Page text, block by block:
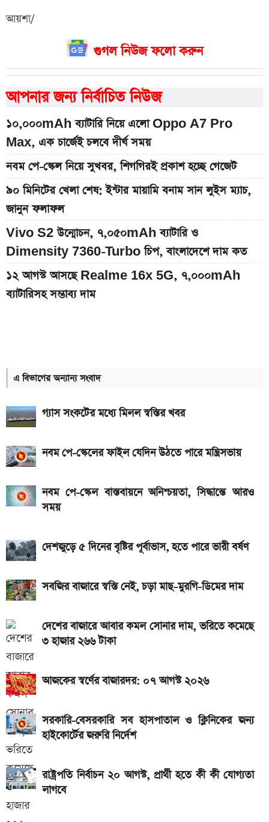
আয়শা/
গুগল নিউজ ফলো করুন
আপনার জন্য নির্বাচিত নিউজ
১০,০০০mAh ব্যাটারি নিয়ে এলো Oppo A7 Pro
Max, এক চার্জেই চলবে দীর্ঘ সময়
নবম পে-স্কেল নিয়ে সুখবর, শিগগিরই প্রকাশ হচ্ছে গেজেট
৯০ মিনিটের খেলা শেষ: ইন্টার মায়ামি বনাম সান লুইস ম্যাচ,
জানুন ফলাফল
Vivo S2 উন্মোচন, ৭,০৫০mAh ব্যাটারি ও
Dimensity 7360-Turbo চিপ, বাংলাদেশে দাম কত
১২ আগস্ট আসছে Realme 16x 5G, ৭,০০০mAh
ব্যাটারিসহ সম্ভাব্য দাম
৮০০০ mAh ব্যাটারি সহ আসছে Redmi Note 17 5G,
দাম কত?
আজকের স্বর্ণের বাজারদর: ০৬ আগস্ট ২০২৬
একটু পর শুরু, Milan Vs Inter ম্যাচ; লাইভ দেখুন এখানে
একটু পর শুরু, চেলসি ও জুভেন্টাস ম্যাচ; লাইভ দেখুন এখানে
আজ ৪ ঘণ্টা বিদ্যুৎ থাকবে না যেসব এলাকায়, আগেই জেনে নিন
সরকারি চাকরিজীবীরা
এ বিভাগের অন্যান্য সংবাদ
গ্যাস সংকটের মধ্যে মিলল স্বস্তির খবর
নবম পে-স্কেলের ফাইল যেদিন উঠতে পারে মন্ত্রিসভায়
নবম পে-স্কেল বাস্তবায়নে অনিশ্চয়তা, সিদ্ধান্তে আরও
সময়
দেশজুড়ে ৫ দিনের বৃষ্টির পূর্বাভাস, হতে পারে ভারী বর্ষণ
সবজির বাজারে স্বস্তি নেই, চড়া মাছ-মুরগি-ডিমের দাম
দেশের বাজারে আবার কমল সোনার দাম, ভরিতে কমেছে
৩ হাজার ২৬৬ টাকা
আজকের স্বর্ণের বাজারদর: ০৭ আগস্ট ২০২৬
সরকারি-বেসরকারি সব হাসপাতাল ও ক্লিনিকের জন্য
হাইকোর্টের জরুরি নির্দেশ
রাষ্ট্রপতি নির্বাচন ২০ আগস্ট, প্রার্থী হতে কী কী যোগ্যতা
লাগবে